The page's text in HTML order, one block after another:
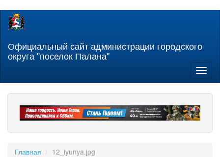
Перейти
содержанию
Официальный сайт администрации городского
округа "поселок Палана"
Главная 12_iyunya.jpg